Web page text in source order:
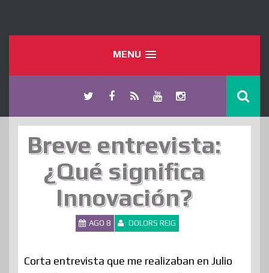
MENU
Breve entrevista:
¿Qué significa
Innovación?
AGO 8 DOLORS REIG
Corta entrevista que me realizaban en Julio